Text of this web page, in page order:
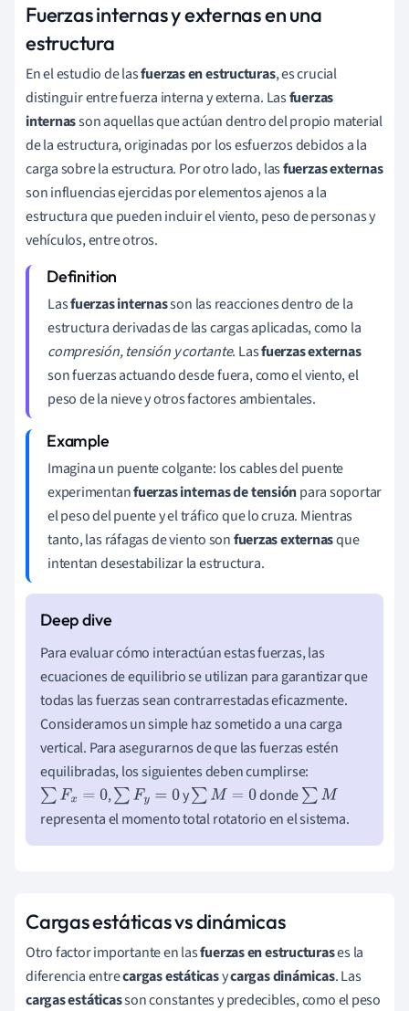
Fuerzas internas y externas en una
estructura
En el estudio de lasfuerzas en estructuras, es crucial
distinguir entre fuerza interna y externa. Lasfuerzas
internasson aquellas que actúan dentro del propio material
de la estructura, originadas por los esfuerzos debidos a la
carga sobre la estructura. Por otro lado, lasfuerzas externas
son influencias ejercidas por elementos ajenos a la
estructura que pueden incluir el viento, peso de personas y
vehículos, entre otros.
Lasfuerzas internasson las reacciones dentro de la
estructura derivadas de las cargas aplicadas, como la
compresión, tensión y cortante. Lasfuerzas externas
son fuerzas actuando desde fuera, como el viento, el
peso de la nieve y otros factores ambientales.
Imagina un puente colgante: los cables del puente
experimentanfuerzas internas de tensiónpara soportar
el peso del puente y el tráfico que lo cruza. Mientras
tanto, las ráfagas de viento sonfuerzas externasque
intentan desestabilizar la estructura.
Para evaluar cómo interactúan estas fuerzas, las
ecuaciones de equilibrio se utilizan para garantizar que
todas las fuerzas sean contrarrestadas eficazmente.
Consideramos un simple haz sometido a una carga
vertical. Para asegurarnos de que las fuerzas estén
equilibradas, los siguientes deben cumplirse:
∑Fx=0 ,∑Fy=0 y∑M=0 donde∑M
representa el momento total rotatorio en el sistema.
Cargas estáticas vs dinámicas
Otro factor importante en lasfuerzas en estructurases la
diferencia entrecargas estáticasycargas dinámicas. Las
cargas estáticasson constantes y predecibles, como el peso